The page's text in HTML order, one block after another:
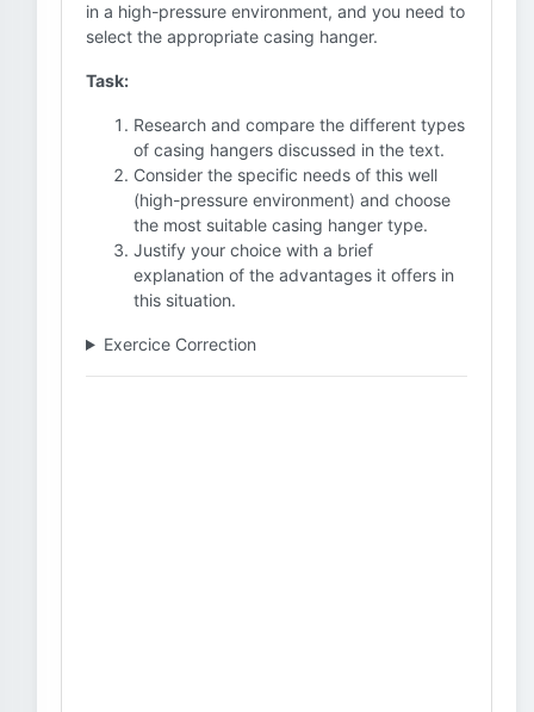
in a high-pressure environment, and you need to
select the appropriate casing hanger.
Task:
Research and compare the different types
of casing hangers discussed in the text.
Consider the specific needs of this well
(high-pressure environment) and choose
the most suitable casing hanger type.
Justify your choice with a brief
explanation of the advantages it offers in
this situation.
Exercice Correction